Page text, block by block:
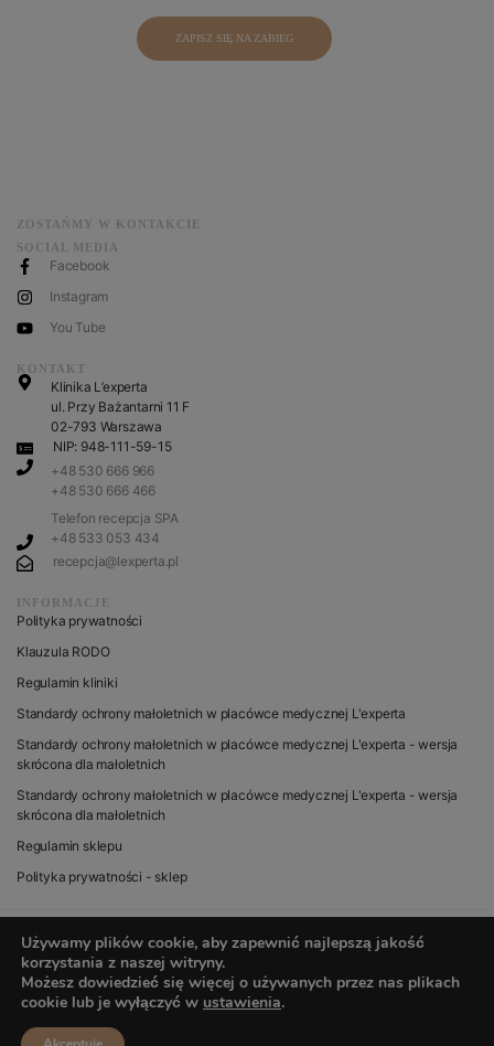
ZAPISZ SIĘ NA ZABIEG
ZOSTAŃMY W KONTAKCIE
SOCIAL MEDIA
Facebook
Instagram
You Tube
KONTAKT
Klinika L’experta
ul. Przy Bażantarni 11 F
02-793 Warszawa
NIP: 948-111-59-15
+48 530 666 966
+48 530 666 466
Telefon recepcja SPA
+48 533 053 434
recepcja@lexperta.pl
INFORMACJE
Polityka prywatności
Klauzula RODO
Regulamin kliniki
Standardy ochrony małoletnich w placówce medycznej L'experta
Standardy ochrony małoletnich w placówce medycznej L'experta - wersja
skrócona dla małoletnich
Standardy ochrony małoletnich w placówce medycznej L'experta - wersja
skrócona dla małoletnich
Regulamin sklepu
Polityka prywatności - sklep
© 2020 wszystkie prawa zastrzeżone dla L’experta
Używamy plików cookie, aby zapewnić najlepszą jakość
korzystania z naszej witryny.
Możesz dowiedzieć się więcej o używanych przez nas plikach
cookie lub je wyłączyć w ustawienia.